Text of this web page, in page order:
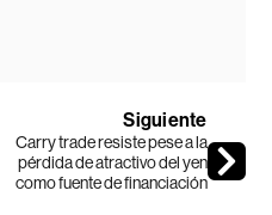
Siguiente
Carry trade resiste pese a la
pérdida de atractivo del yen
como fuente de financiación